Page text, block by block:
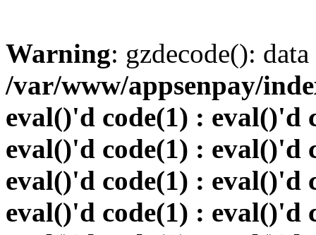
Warning: gzdecode():
/var/www/appsenpay/
eval()'d code(1) : eval()'d
eval()'d code(1) : eval()'d
eval()'d code(1) : eval()'d
eval()'d code(1) : eval()'d